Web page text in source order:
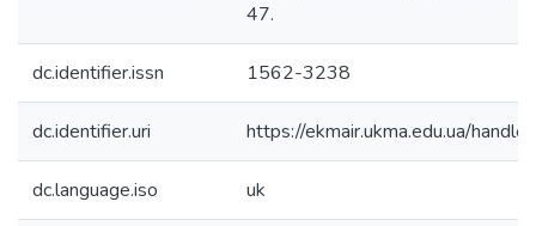
47.
dc.identifier.issn 1562-3238
dc.identifier.uri https://ekmair.ukma.edu.ua/
dc.language.iso uk